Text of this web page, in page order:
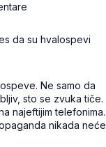
da su hvalospevi
Ne samo da
sto se zvuka tiče.
najeftijim telefonima.
nikada neće